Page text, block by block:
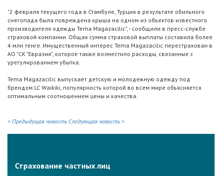
"2 февраля текущего года в Стамбуле, Турция в результате обильного
снегопада была повреждена крыша на одном из объектов известного
производителя одежды Tema Magazacilic", - сообщили в пресс-службе
страховой компании. Общая сумма страховой выплаты составила более
4 млн тенге. Имущественный интерес Tema Magazacilic перестрахован в
АО "СК "Евразия", которое также возместило расходы, связанные с
урегулированием убытка.
Tema Magazacilic выпускает детскую и молодежную одежду под
брендом LC Waikiki, популярность которой во всем мире объясняется
оптимальным соотношением цены и качества.
< Предыдущая новость Следующая новость >
Страхование частных лиц